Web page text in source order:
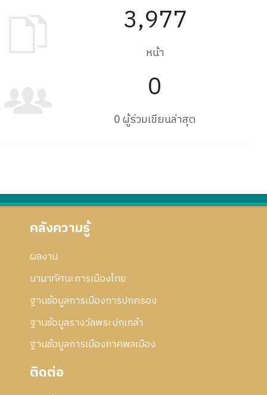
3,977
หน้า
0
0 ผู้ร่วมเขียนล่าสุด
คลังความรู้
ผลงาน
นานาทัศนะการเมืองไทย
ฐานข้อมูลการเมืองการปกครอง
ฐานข้อมูลรางวัลพระปกเกล้า
ฐานข้อมูลการเมืองภาคพลเมือง
ติดต่อ